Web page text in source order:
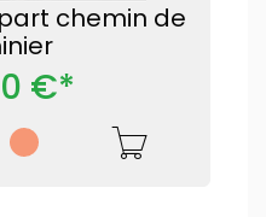
chemin de
€*